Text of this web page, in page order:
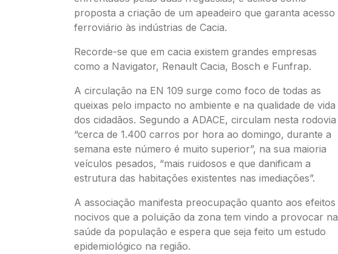
proposta a criação de um apeadeiro que garanta acesso
ferroviário às indústrias de Cacia.
Recorde-se que em cacia existem grandes empresas
como a Navigator, Renault Cacia, Bosch e Funfrap.
A circulação na EN 109 surge como foco de todas as
queixas pelo impacto no ambiente e na qualidade de vida
dos cidadãos. Segundo a ADACE, circulam nesta rodovia
“cerca de 1.400 carros por hora ao domingo, durante a
semana este número é muito superior”, na sua maioria
veículos pesados, “mais ruidosos e que danificam a
estrutura das habitações existentes nas imediações”.
A associação manifesta preocupação quanto aos efeitos
nocivos que a poluição da zona tem vindo a provocar na
saúde da população e espera que seja feito um estudo
epidemiológico na região.